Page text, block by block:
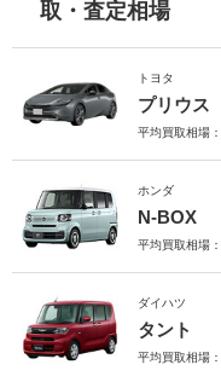
取・査定相場
トヨタ
プリウス
平均買取相場：
ホンダ
N-BOX
平均買取相場：
ダイハツ
タント
平均買取相場：